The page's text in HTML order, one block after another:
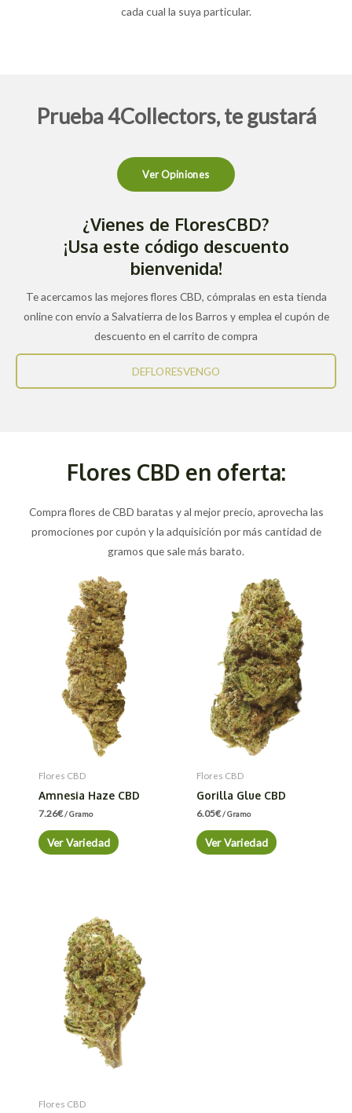
cada cual la suya particular.
Prueba 4Collectors, te gustará
Ver Opiniones
¿Vienes de FloresCBD?
¡Usa este código descuento
bienvenida!
Te acercamos las mejores flores CBD, cómpralas en esta tienda
online con envío a Salvatierra de los Barros y emplea el cupón de
descuento en el carrito de compra
DEFLORESVENGO
Flores CBD en oferta:
Compra flores de CBD baratas y al mejor precio, aprovecha las
promociones por cupón y la adquisición por más cantidad de
gramos que sale más barato.
Flores CBD
Amnesia Haze CBD
7.26€/ Gramo
Ver Variedad
Flores CBD
Gorilla Glue CBD
6.05€/ Gramo
Ver Variedad
Flores CBD